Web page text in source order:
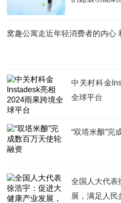
窝趣公寓走近年轻消费者的内心
中关村科金
全球平台
“双塔米酿”完
全国人大代表
展，满足人